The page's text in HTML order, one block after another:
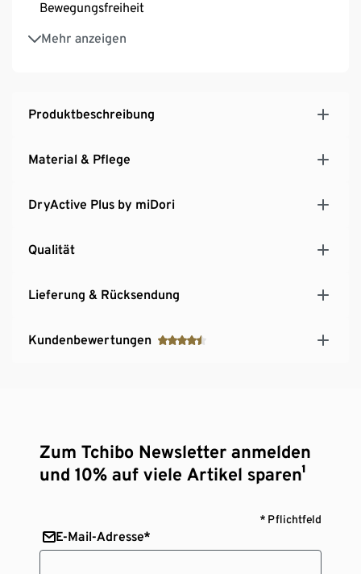
Bewegungsfreiheit
Mehr anzeigen
Mit wasserabweisender evoPel-Imprägierung im
Brust- und Rückenbereich
Stopper
Verlängerte Rückenpartie und abgerundeter Saum
Mit recyceltem Material
Produktbeschreibung
Material & Pflege
DryActive Plus by miDori
Qualität
Lieferung & Rücksendung
Kundenbewertungen
Zum Tchibo Newsletter anmelden
und 10% auf viele Artikel sparen¹
* Pflichtfeld
E-Mail-Adresse*